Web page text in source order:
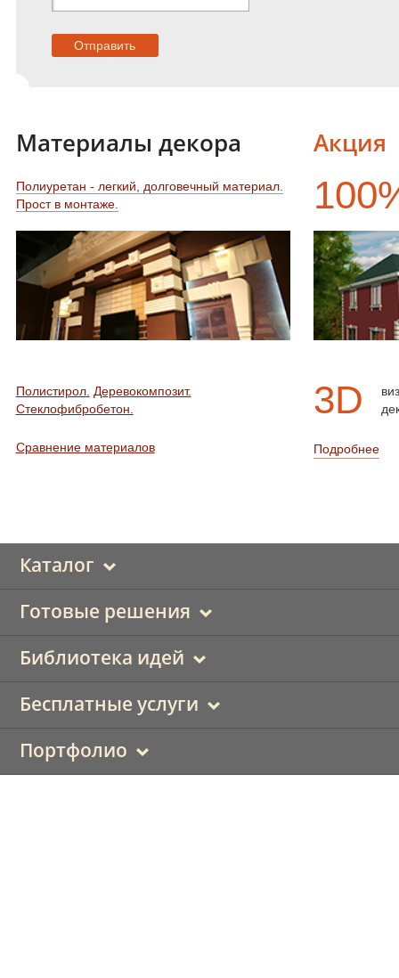
Акция
3D
Подробнее
Материалы декора
Полиуретан - легкий, долговечный материал.
Прост в монтаже.
Полистирол. Деревокомпозит.
Стеклофибробетон.
Сравнение материалов
Каталог
Готовые решения
Библиотека идей
Бесплатные услуги
Портфолио